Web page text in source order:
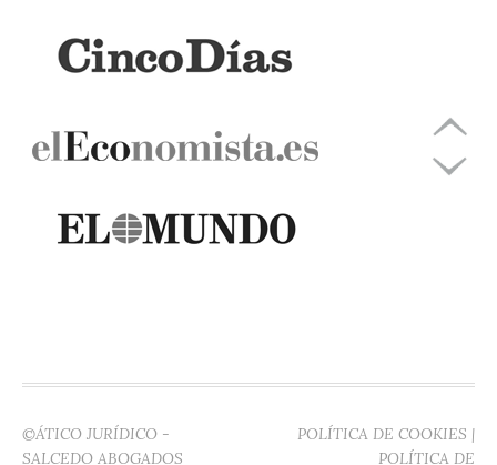
©ÁTICO JURÍDICO -
SALCEDO ABOGADOS
POLÍTICA DE COOKIES |
POLÍTICA DE